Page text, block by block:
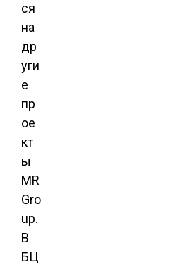
ся
на
др
уги
е
пр
ое
кт
ы
MR
Gro
up.
В
БЦ